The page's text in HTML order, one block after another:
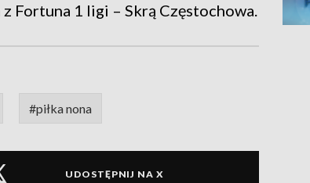
Fortuna 1 ligi – Skrą Częstochowa.
#piłka nona
UDOSTĘPNIJ NA X